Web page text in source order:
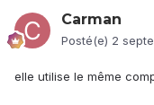
Carman
Posté(e) 2
elle utilise le même